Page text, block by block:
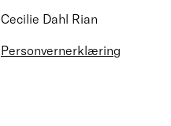
Cecilie Dahl Rian
Personvernerklæring